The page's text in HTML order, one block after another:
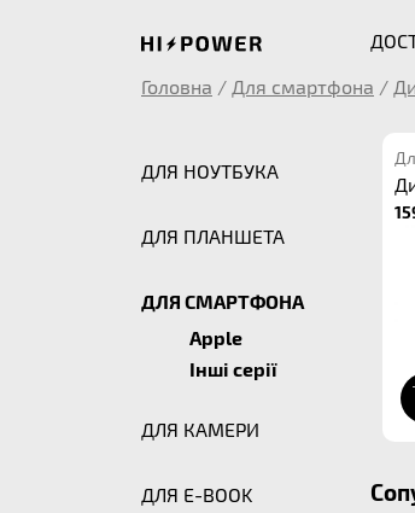
Головна / Для смартфона /
ДЛЯ НОУТБУКА
ДЛЯ ПЛАНШЕТА
ДЛЯ СМАРТФОНА
Apple
Інші серії
ДЛЯ КАМЕРИ
ДЛЯ E-BOOK